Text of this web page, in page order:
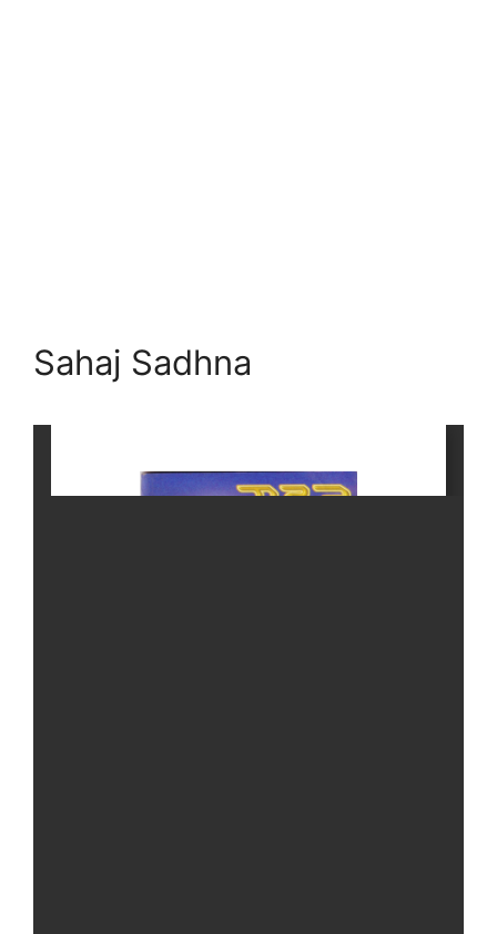
Sahaj Sadhna